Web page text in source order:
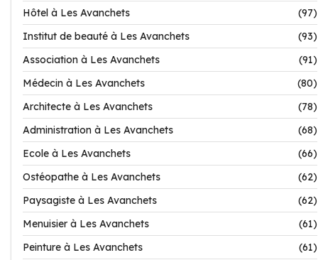
Hôtel à Les Avanchets
(97)
Institut de beauté à Les Avanchets
(93)
Association à Les Avanchets
(91)
Médecin à Les Avanchets
(80)
Architecte à Les Avanchets
(78)
Administration à Les Avanchets
(68)
Ecole à Les Avanchets
(66)
Ostéopathe à Les Avanchets
(62)
Paysagiste à Les Avanchets
(62)
Menuisier à Les Avanchets
(61)
Peinture à Les Avanchets
(61)